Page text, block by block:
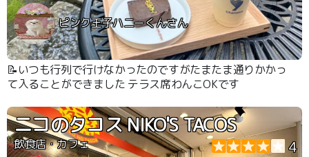
ピンク王子ハニーくんさん
📝いつも行列で行けなかったのですがたまたま通りかかっ
て入ることができました テラス席わんこOKです
ニコのタコス NIKO'S TACOS
飲食店・カフェ 4